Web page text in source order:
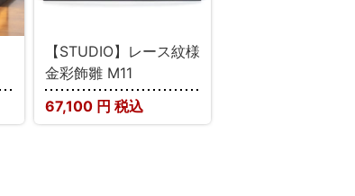
【STUDIO】レース紋様
金彩飾雛 M11
67,100 円 税込